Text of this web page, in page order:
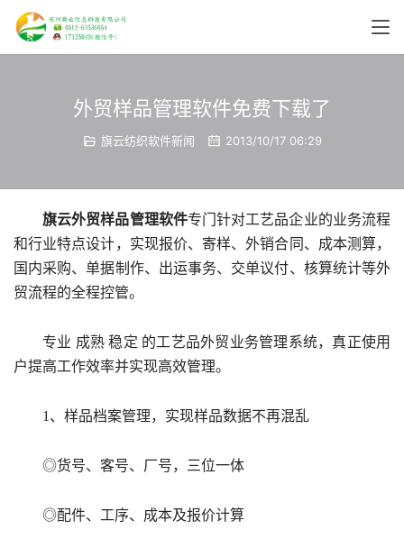
外贸样品管理软件免费下载了
旗云纺织软件新闻 2013/10/17 06:29
旗云外贸样品管理软件专门针对工艺品企业的业务流程
和行业特点设计，实现报价、寄样、外销合同、成本测算，
国内采购、单据制作、出运事务、交单议付、核算统计等外
贸流程的全程控管。
专业 成熟 稳定 的工艺品外贸业务管理系统，真正使用
户提高工作效率并实现高效管理。
1、样品档案管理，实现样品数据不再混乱
◎货号、客号、厂号，三位一体
◎配件、工序、成本及报价计算